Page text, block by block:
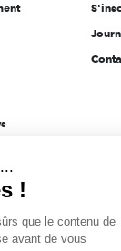
!
que le contenu de
avant de vous